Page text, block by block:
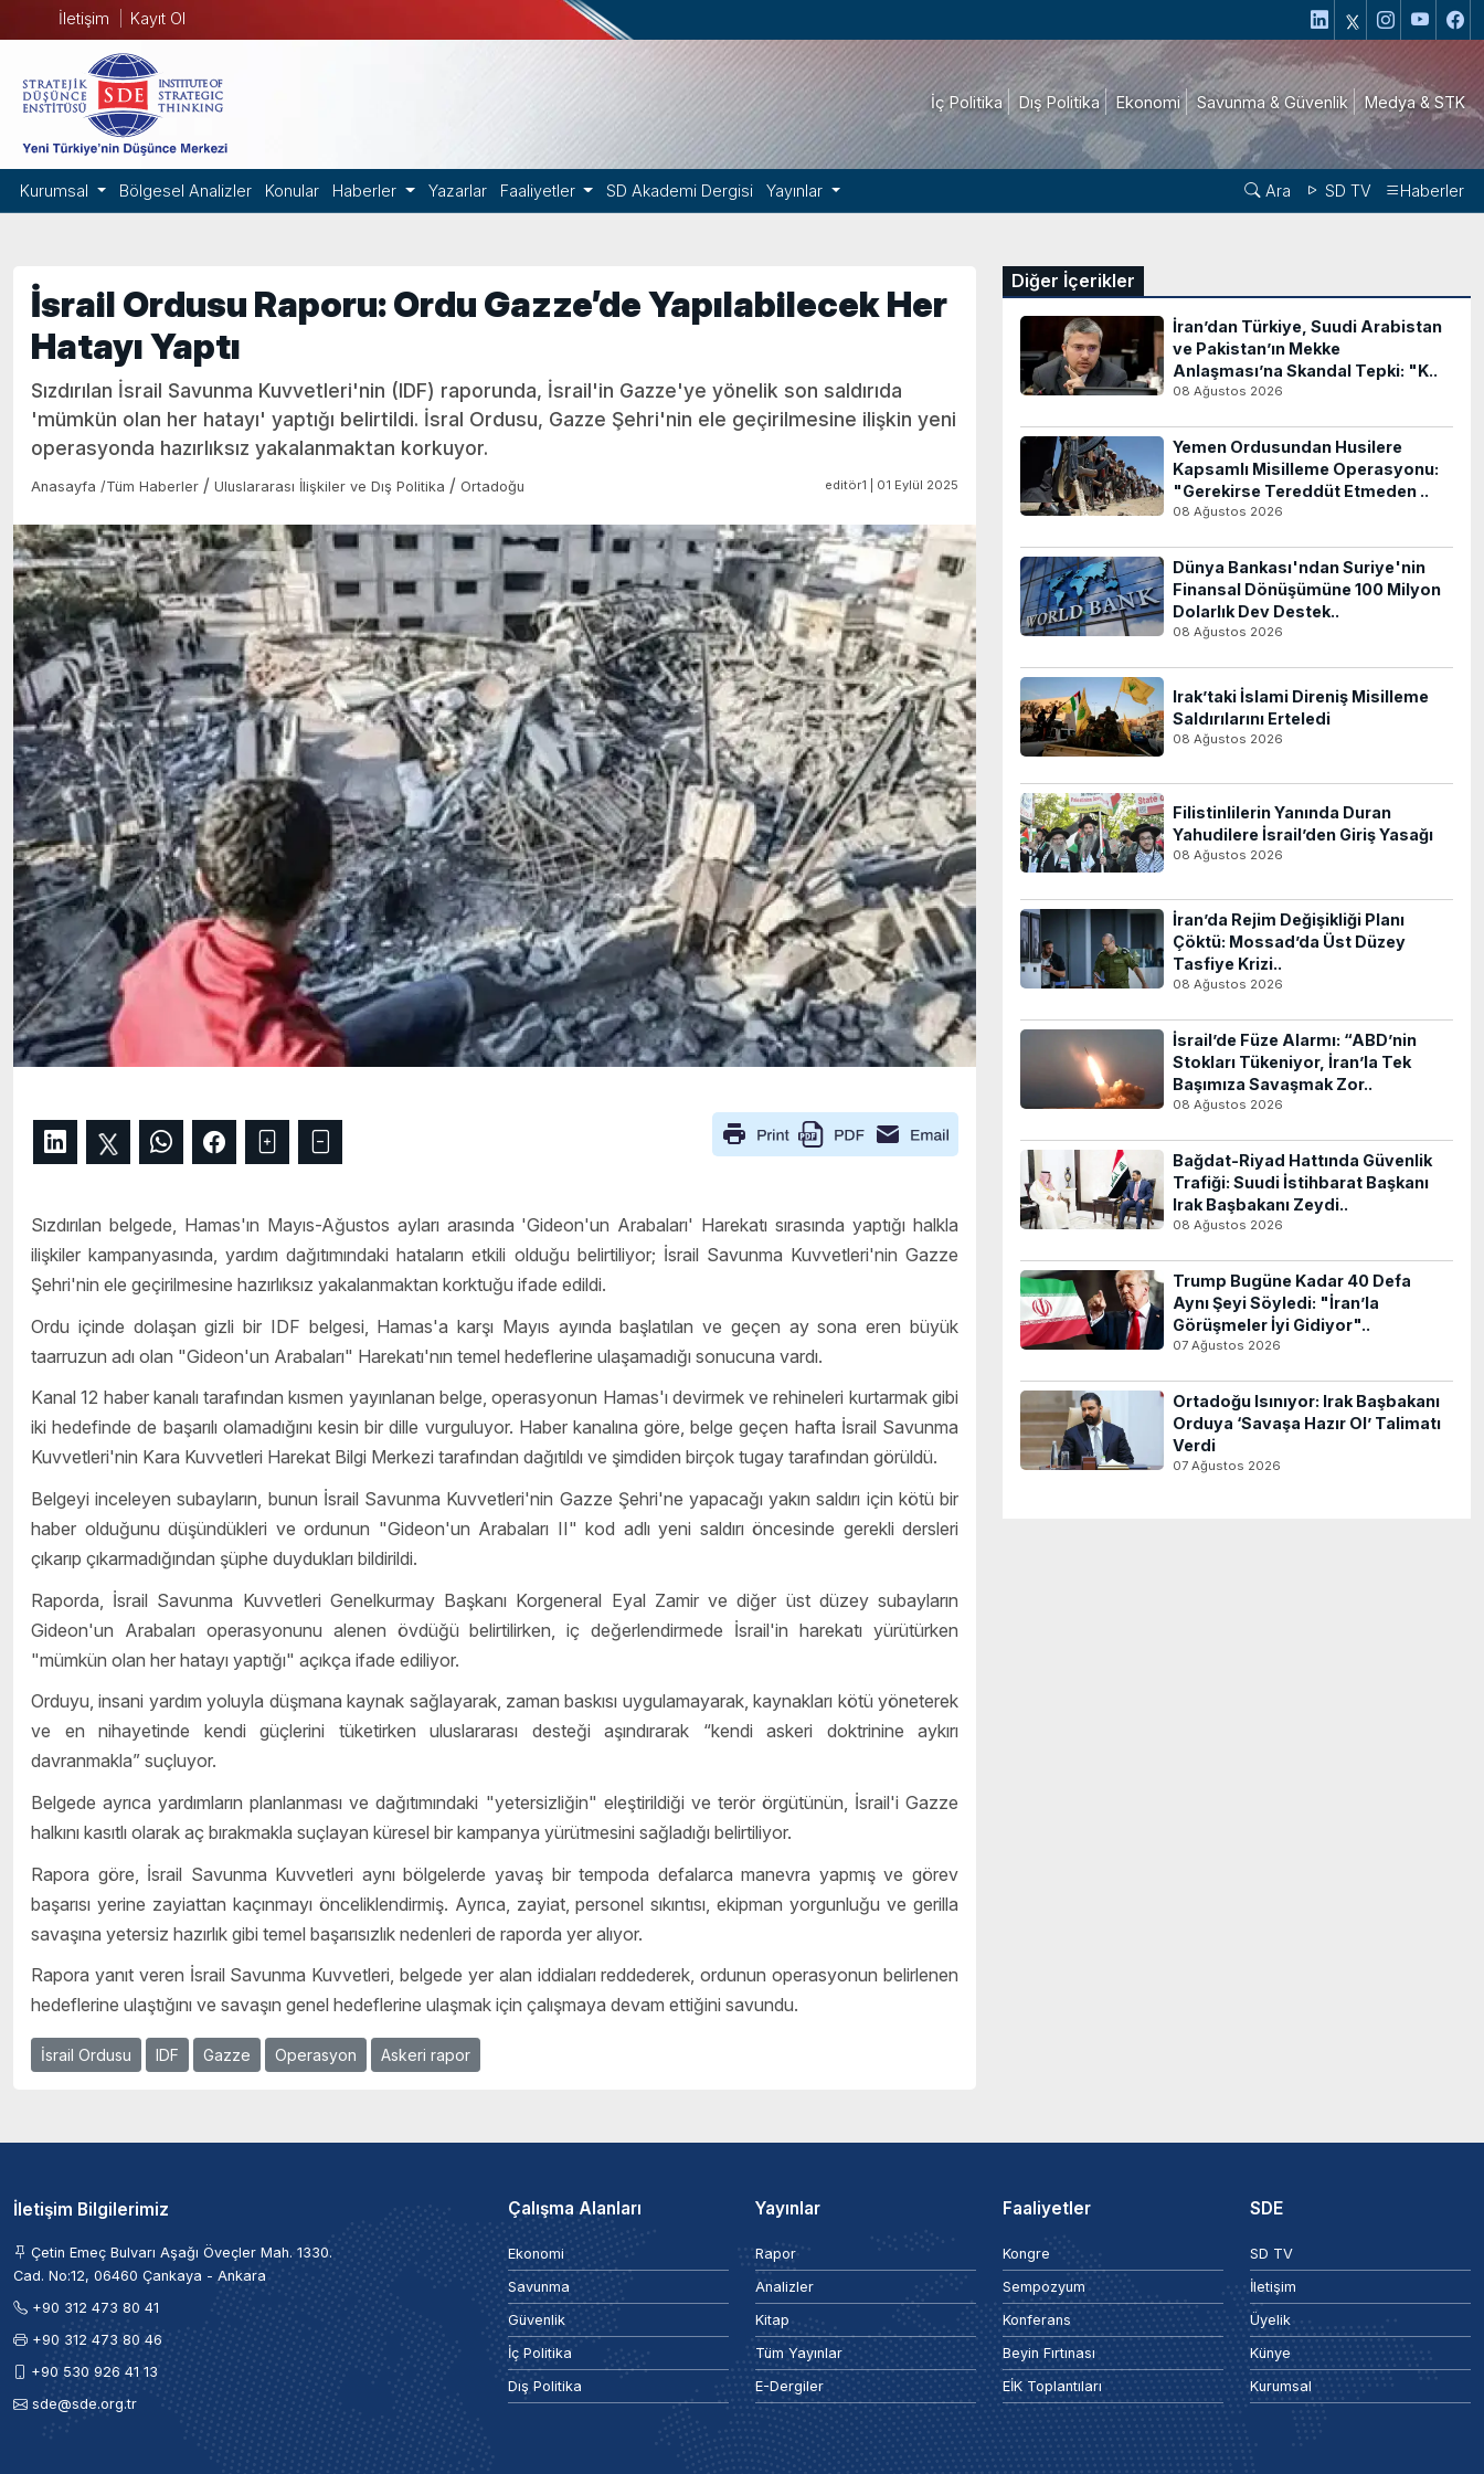
İletişim Kayıt Ol
İç Politika Dış Politika Ekonomi Savunma & Güvenlik Medya & STK
Kurumsal Bölgesel Analizler Konular Haberler Yazarlar Faaliyetler SD Akademi Dergisi Yayınlar Ara SD TV Haberler
İsrail Ordusu Raporu: Ordu Gazze’de Yapılabilecek Her
Hatayı Yaptı
Sızdırılan İsrail Savunma Kuvvetleri'nin (IDF) raporunda, İsrail'in Gazze'ye yönelik son saldırıda
'mümkün olan her hatayı' yaptığı belirtildi. İsral Ordusu, Gazze Şehri'nin ele geçirilmesine ilişkin yeni
operasyonda hazırlıksız yakalanmaktan korkuyor.
Anasayfa /Tüm Haberler / Uluslararası İlişkiler ve Dış Politika / Ortadoğu editör1 | 01 Eylül 2025
Sızdırılan belgede, Hamas'ın Mayıs-Ağustos ayları arasında 'Gideon'un Arabaları' Harekatı sırasında yaptığı halkla
ilişkiler kampanyasında, yardım dağıtımındaki hataların etkili olduğu belirtiliyor; İsrail Savunma Kuvvetleri'nin Gazze
Şehri'nin ele geçirilmesine hazırlıksız yakalanmaktan korktuğu ifade edildi.
Ordu içinde dolaşan gizli bir IDF belgesi, Hamas'a karşı Mayıs ayında başlatılan ve geçen ay sona eren büyük
taarruzun adı olan "Gideon'un Arabaları" Harekatı'nın temel hedeflerine ulaşamadığı sonucuna vardı.
Kanal 12 haber kanalı tarafından kısmen yayınlanan belge, operasyonun Hamas'ı devirmek ve rehineleri kurtarmak gibi
iki hedefinde de başarılı olamadığını kesin bir dille vurguluyor. Haber kanalına göre, belge geçen hafta İsrail Savunma
Kuvvetleri'nin Kara Kuvvetleri Harekat Bilgi Merkezi tarafından dağıtıldı ve şimdiden birçok tugay tarafından görüldü.
Belgeyi inceleyen subayların, bunun İsrail Savunma Kuvvetleri'nin Gazze Şehri'ne yapacağı yakın saldırı için kötü bir
haber olduğunu düşündükleri ve ordunun "Gideon'un Arabaları II" kod adlı yeni saldırı öncesinde gerekli dersleri
çıkarıp çıkarmadığından şüphe duydukları bildirildi.
Raporda, İsrail Savunma Kuvvetleri Genelkurmay Başkanı Korgeneral Eyal Zamir ve diğer üst düzey subayların
Gideon'un Arabaları operasyonunu alenen övdüğü belirtilirken, iç değerlendirmede İsrail'in harekatı yürütürken
"mümkün olan her hatayı yaptığı" açıkça ifade ediliyor.
Orduyu, insani yardım yoluyla düşmana kaynak sağlayarak, zaman baskısı uygulamayarak, kaynakları kötü yöneterek
ve en nihayetinde kendi güçlerini tüketirken uluslararası desteği aşındırarak “kendi askeri doktrinine aykırı
davranmakla” suçluyor.
Belgede ayrıca yardımların planlanması ve dağıtımındaki "yetersizliğin" eleştirildiği ve terör örgütünün, İsrail'i Gazze
halkını kasıtlı olarak aç bırakmakla suçlayan küresel bir kampanya yürütmesini sağladığı belirtiliyor.
Rapora göre, İsrail Savunma Kuvvetleri aynı bölgelerde yavaş bir tempoda defalarca manevra yapmış ve görev
başarısı yerine zayiattan kaçınmayı önceliklendirmiş. Ayrıca, zayiat, personel sıkıntısı, ekipman yorgunluğu ve gerilla
savaşına yetersiz hazırlık gibi temel başarısızlık nedenleri de raporda yer alıyor.
Rapora yanıt veren İsrail Savunma Kuvvetleri, belgede yer alan iddiaları reddederek, ordunun operasyonun belirlenen
hedeflerine ulaştığını ve savaşın genel hedeflerine ulaşmak için çalışmaya devam ettiğini savundu.
İsrail Ordusu IDF Gazze Operasyon Askeri rapor
Diğer İçerikler
İran’dan Türkiye, Suudi Arabistan
ve Pakistan’ın Mekke
Anlaşması’na Skandal Tepki: "K..
08 Ağustos 2026
Yemen Ordusundan Husilere
Kapsamlı Misilleme Operasyonu:
"Gerekirse Tereddüt Etmeden ..
08 Ağustos 2026
Dünya Bankası'ndan Suriye'nin
Finansal Dönüşümüne 100 Milyon
Dolarlık Dev Destek..
08 Ağustos 2026
Irak’taki İslami Direniş Misilleme
Saldırılarını Erteledi
08 Ağustos 2026
Filistinlilerin Yanında Duran
Yahudilere İsrail’den Giriş Yasağı
08 Ağustos 2026
İran’da Rejim Değişikliği Planı
Çöktü: Mossad’da Üst Düzey
Tasfiye Krizi..
08 Ağustos 2026
İsrail’de Füze Alarmı: “ABD’nin
Stokları Tükeniyor, İran’la Tek
Başımıza Savaşmak Zor..
08 Ağustos 2026
Bağdat-Riyad Hattında Güvenlik
Trafiği: Suudi İstihbarat Başkanı
Irak Başbakanı Zeydi..
08 Ağustos 2026
Trump Bugüne Kadar 40 Defa
Aynı Şeyi Söyledi: "İran’la
Görüşmeler İyi Gidiyor"..
07 Ağustos 2026
Ortadoğu Isınıyor: Irak Başbakanı
Orduya ‘Savaşa Hazır Ol’ Talimatı
Verdi
07 Ağustos 2026
İletişim Bilgilerimiz
Çetin Emeç Bulvarı Aşağı Öveçler Mah. 1330.
Cad. No:12, 06460 Çankaya - Ankara
+90 312 473 80 41
+90 312 473 80 46
+90 530 926 41 13
sde@sde.org.tr
Çalışma Alanları
Ekonomi
Savunma
Güvenlik
İç Politika
Dış Politika
Yayınlar
Rapor
Analizler
Kitap
Tüm Yayınlar
E-Dergiler
Faaliyetler
Kongre
Sempozyum
Konferans
Beyin Fırtınası
EİK Toplantıları
SDE
SD TV
İletişim
Üyelik
Künye
Kurumsal